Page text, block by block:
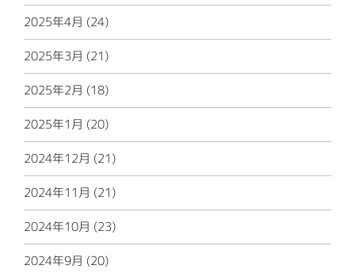
2025年4月 (24)
2025年3月 (21)
2025年2月 (18)
2025年1月 (20)
2024年12月 (21)
2024年11月 (21)
2024年10月 (23)
2024年9月 (20)